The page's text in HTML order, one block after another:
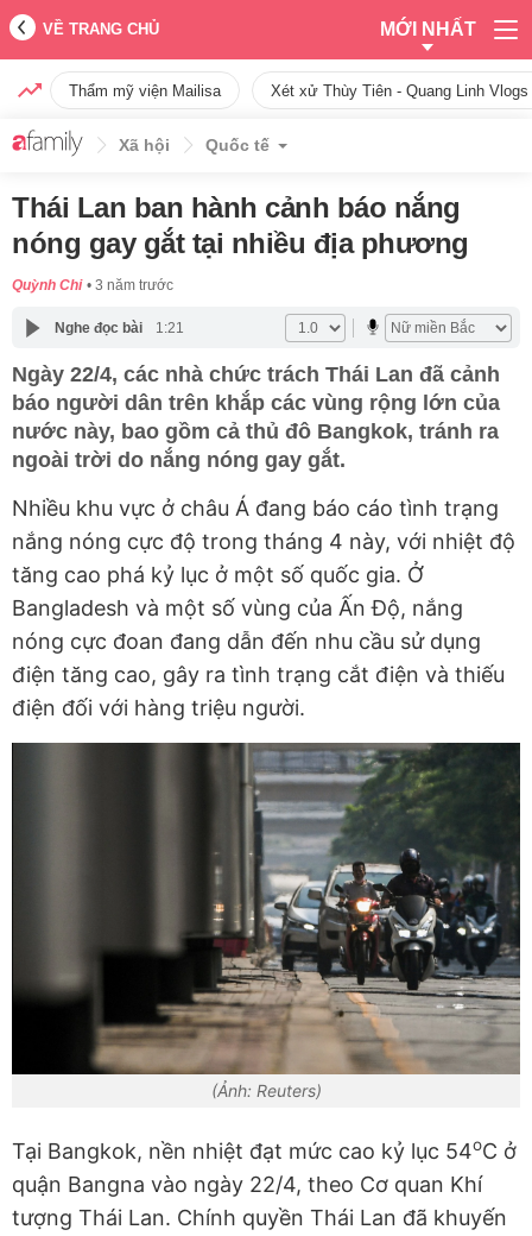
VỀ TRANG CHỦ MỚI NHẤT
Thẩm mỹ viện Mailisa Xét xử Thùy Tiên - Quang Linh
Xã hội Quốc tế
Thái Lan ban hành cảnh báo nắng
nóng gay gắt tại nhiều địa phương
Quỳnh Chi 3 năm trước
Nghe đọc bài 1:21
Ngày 22/4, các nhà chức trách Thái Lan đã cảnh
báo người dân trên khắp các vùng rộng lớn của
nước này, bao gồm cả thủ đô Bangkok, tránh ra
ngoài trời do nắng nóng gay gắt.
Nhiều khu vực ở châu Á đang báo cáo tình trạng
nắng nóng cực độ trong tháng 4 này, với nhiệt độ
tăng cao phá kỷ lục ở một số quốc gia. Ở
Bangladesh và một số vùng của Ấn Độ, nắng
nóng cực đoan đang dẫn đến nhu cầu sử dụng
điện tăng cao, gây ra tình trạng cắt điện và thiếu
điện đối với hàng triệu người.
(Ảnh: Reuters)
Tại Bangkok, nền nhiệt đạt mức cao kỷ lục 54oC ở
quận Bangna vào ngày 22/4, theo Cơ quan Khí
tượng Thái Lan. Chính quyền Thái Lan đã khuyến